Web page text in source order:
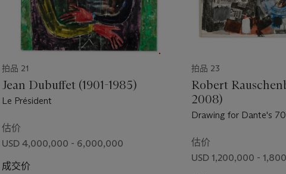
拍品 21
Jean Dubuffet (1901-1985)
Le Président
估价
USD 4,000,000 - 6,000,000
成交价
拍品 23
Robert
2008)
Drawing for Dante's
估价
USD 1,200,000 -